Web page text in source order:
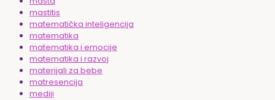
mastitis
matematička inteligencija
matematika
matematika i emocije
matematika i razvoj
materijali za bebe
matresencija
mediji